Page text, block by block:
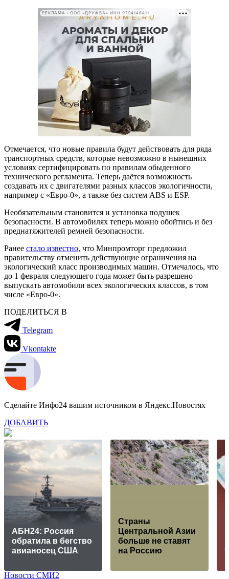
РЕКЛАМА • ООО «ДРУЖБА» ИНН 9704146411
Отмечается, что новые правила будут действовать для ряда
транспортных средств, которые невозможно в нынешних
условиях сертифицировать по правилам обыденного
технического регламента. Теперь даётся возможность
создавать их с двигателями разных классов экологичности,
например с «Евро-0», а также без систем ABS и ESP.
Необязательным становится и установка подушек
безопасности. В автомобилях теперь можно обойтись и без
преднатяжителей ремней безопасности.
Ранее стало известно, что Минпромторг предложил
правительству отменить действующие ограничения на
экологический класс производимых машин. Отмечалось, что
до 1 февраля следующего года может быть разрешено
выпускать автомобили всех экологических классов, в том
числе «Евро-0».
ПОДЕЛИТЬСЯ В
Telegram
Vkontakte
Сделайте Инфо24 вашим источником в Яндекс.Новостях
ДОБАВИТЬ
АБН24: Россия
обратила в бегство
авианосец США
Страны
Центральной Азии
больше не ставят
на Россию
Новости СМИ2